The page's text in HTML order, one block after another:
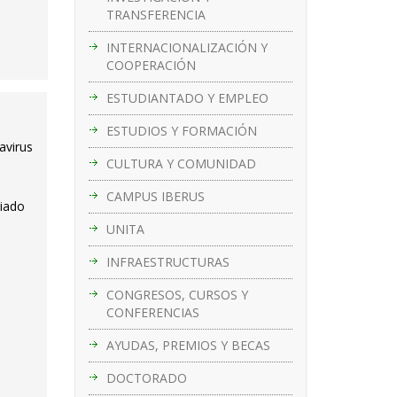
TRANSFERENCIA
INTERNACIONALIZACIÓN Y
COOPERACIÓN
ESTUDIANTADO Y EMPLEO
ESTUDIOS Y FORMACIÓN
CULTURA Y COMUNIDAD
CAMPUS IBERUS
UNITA
INFRAESTRUCTURAS
CONGRESOS, CURSOS Y
CONFERENCIAS
AYUDAS, PREMIOS Y BECAS
DOCTORADO